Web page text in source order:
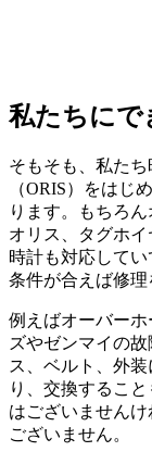
私たちにで
そもそも、私た
（ORIS）をはじ
ります。もちろ
オリス、タグホ
時計も対応して
条件が合えば修理
例えばオーバー
ズやゼンマイの
ス、ベルト、外
り、交換するこ
はございません
ございません。